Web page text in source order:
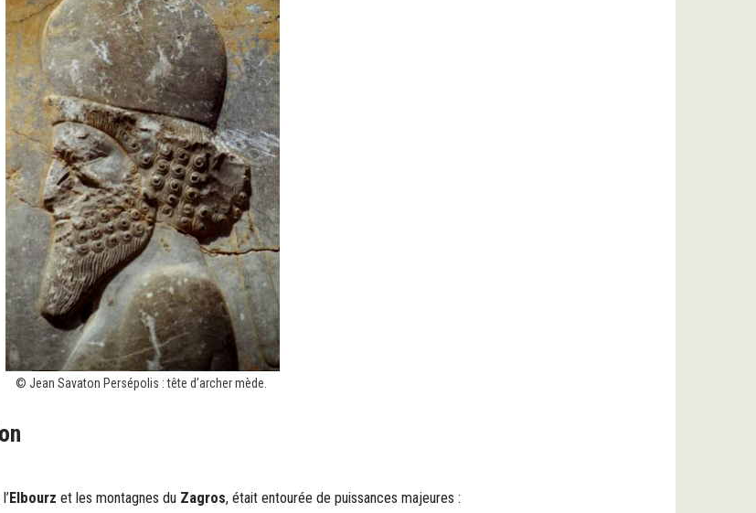
© Jean Savaton Persépolis : tête d’archer mède.
Elbourz et les montagnes du Zagros, était entourée de puissances majeures :